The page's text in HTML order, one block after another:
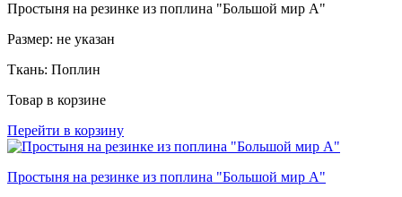
Простыня на резинке из поплина "Большой мир А"
Размер: не указан
Ткань: Поплин
Товар в корзине
Перейти в корзину
Простыня на резинке из поплина "Большой мир А"